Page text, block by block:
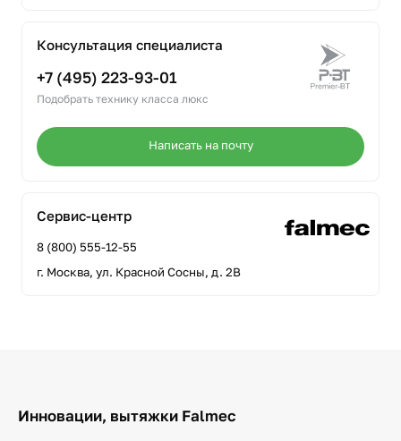
Консультация специалиста
+7 (495) 223-93-01
Подобрать технику класса люкс
Написать на почту
Сервис-центр
8 (800) 555-12-55
г. Москва, ул. Красной Сосны, д. 2В
Инновации, вытяжки Falmec